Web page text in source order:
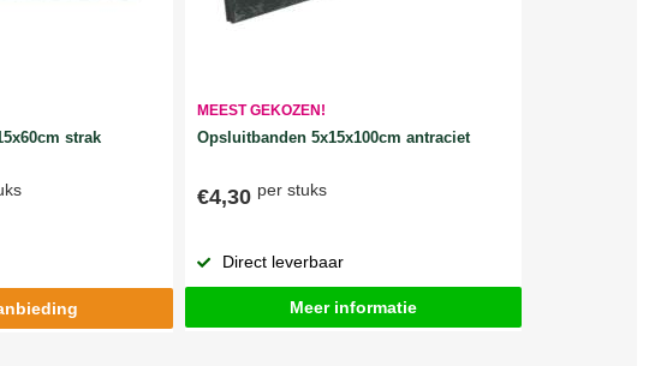
strak
MEEST GEKOZEN!
Opsluitbanden 5x15x100cm antraciet
€4,30 per stuks
Direct leverbaar
Meer informatie